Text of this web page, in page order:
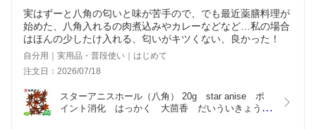
実はずーと八角の匂いと味が苦手ので、でも最近薬膳料理が
始めた、八角入れるの肉煮込みやカレーなどなど…私の場合
はほんの少したけ入れる、匂いがキツくない、良かった！
自分用｜実用品・普段使い｜はじめて
注文日：2026/07/18
スターアニスホール（八角） 20g　star anise　ポ
イント消化　はっかく　大茴香　だいういきょう